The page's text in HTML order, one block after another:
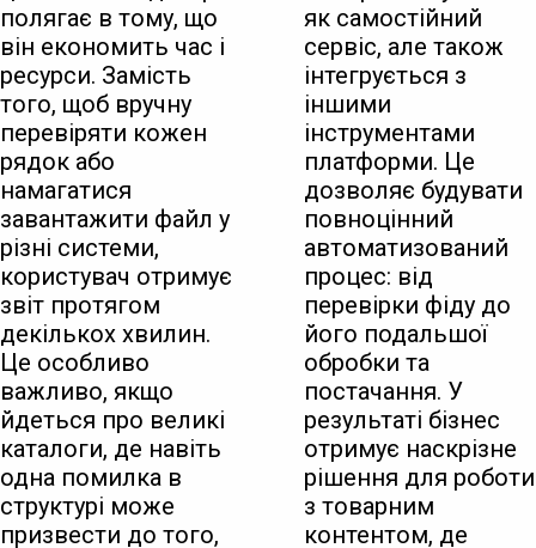
полягає в тому, що
він економить час і
ресурси. Замість
того, щоб вручну
перевіряти кожен
рядок або
намагатися
завантажити файл у
різні системи,
користувач отримує
звіт протягом
декількох хвилин.
Це особливо
важливо, якщо
йдеться про великі
каталоги, де навіть
одна помилка в
структурі може
призвести до того,
як самостійний
сервіс, але також
інтегрується з
іншими
інструментами
платформи. Це
дозволяє будувати
повноцінний
автоматизований
процес: від
перевірки фіду до
його подальшої
обробки та
постачання. У
результаті бізнес
отримує наскрізне
рішення для роботи
з товарним
контентом, де